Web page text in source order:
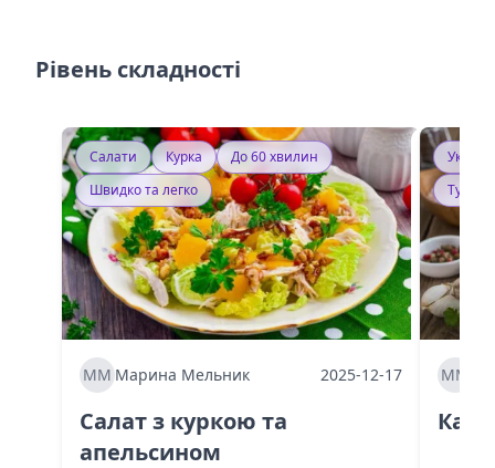
Рівень складності
Салати Курка
До 60 хвилин
Швидко та легко
ММ Марина Мельник 2025-12-17
Салат з куркою та
апельсином
ММ